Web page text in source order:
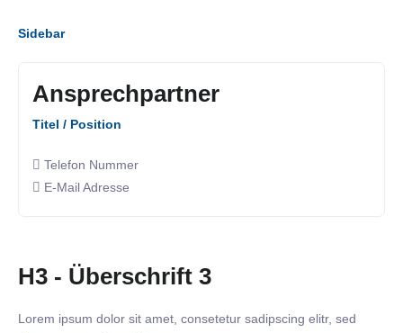
Sidebar
Ansprechpartner
Titel / Position
Telefon Nummer
E-Mail Adresse
H3 - Überschrift 3
Lorem ipsum dolor sit amet, consetetur sadipscing elitr, sed